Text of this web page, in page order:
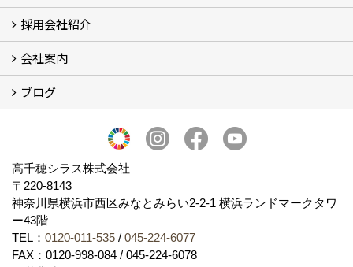
施工事例
お客様からのお便り
採用会社紹介
採用会社紹介
「鏝人の会」左官店のご紹介
会社案内
会社概要・沿革
代表の実績
製造紹介
ショールーム
アクセス
採用情報
バナーダウンロード
プライバシーポリシー
Takachiho Shirasu Global Site
LINE公式アカウント
ブログ
高千穂シラス株式会社
〒220-8143
神奈川県横浜市西区みなとみらい2‐2‐1 横浜ランドマークタワ
ー43階
TEL： 0120-011-535 / 045-224-6077
FAX：0120-998-084 / 045-224-6078